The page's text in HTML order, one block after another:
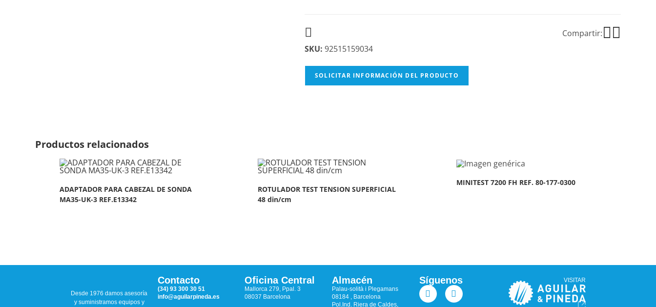
Compartir:
SKU: 92515159034
SOLICITAR INFORMACIÓN DEL PRODUCTO
Productos relacionados
ADAPTADOR PARA CABEZAL DE SONDA
MA35-UK-3 REF.E13342
ROTULADOR TEST TENSION SUPERFICIAL
48 din/cm
MINITEST 7200 FH REF. 80-177-0300
Desde 1976 damos asesoría
y suministramos equipos y
Contacto
(34) 93 300 30 51
info@aguilarpineda.es
Oficina Central
Mallorca 279, Ppal. 3
08037 Barcelona
Almacén
Palau-solità i Plegamans
08184 , Barcelona
Pol.Ind. Riera de Caldes,
Síguenos VISITAR